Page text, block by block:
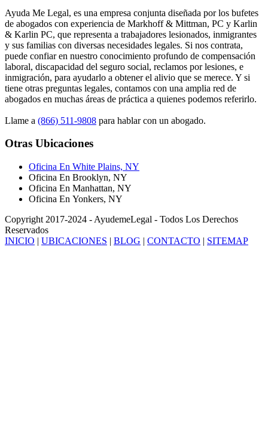
Ayuda Me Legal, es una empresa conjunta diseñada por los bufetes
de abogados con experiencia de Markhoff & Mittman, PC y Karlin
& Karlin PC, que representa a trabajadores lesionados, inmigrantes
y sus familias con diversas necesidades legales. Si nos contrata,
puede confiar en nuestro conocimiento profundo de compensación
laboral, discapacidad del seguro social, reclamos por lesiones, e
inmigración, para ayudarlo a obtener el alivio que se merece. Y si
tiene otras preguntas legales, contamos con una amplia red de
abogados en muchas áreas de práctica a quienes podemos referirlo.
Llame a (866) 511-9808 para hablar con un abogado.
Otras Ubicaciones
Oficina En White Plains, NY
Oficina En Brooklyn, NY
Oficina En Manhattan, NY
Oficina En Yonkers, NY
Copyright 2017-2024 - AyudemeLegal - Todos Los Derechos
Reservados
INICIO | UBICACIONES | BLOG | CONTACTO | SITEMAP